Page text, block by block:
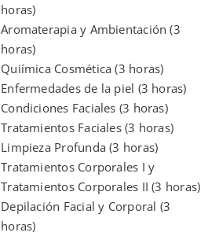
horas)
Aromaterapia y Ambientación (3
horas)
Quiímica Cosmética (3 horas)
Enfermedades de la piel (3 horas)
Condiciones Faciales (3 horas)
Tratamientos Faciales (3 horas)
Limpieza Profunda (3 horas)
Tratamientos Corporales I y
Tratamientos Corporales II (3 horas)
Depilación Facial y Corporal (3
horas)